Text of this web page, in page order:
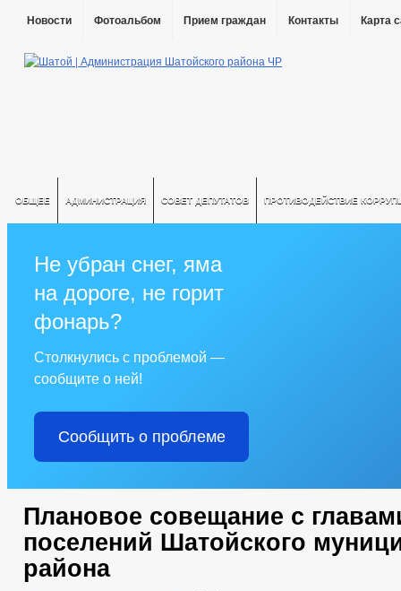
Новости Фотоальбом Прием граждан Контакты Карта
ОБЩЕЕ АДМИНИСТРАЦИЯ СОВЕТ ДЕПУТАТОВ ПРОТИВОДЕЙСТВИЕ
Не убран снег, яма
на дороге, не горит
фонарь?
Столкнулись с проблемой —
сообщите о ней!
Сообщить о проблеме
Плановое совещание с
поселений Шатойского
района